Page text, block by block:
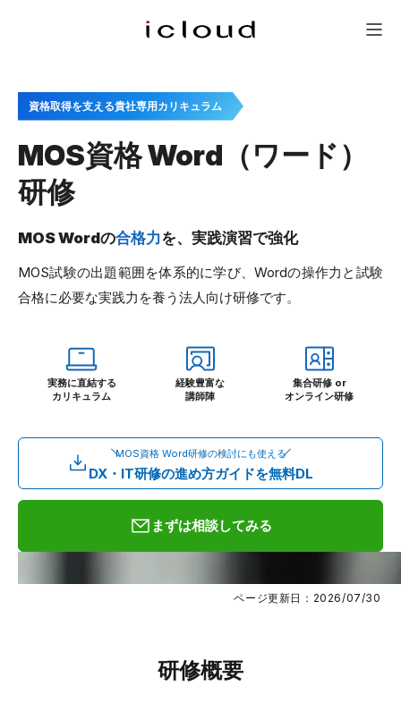
資格取得を支える貴社専用カリキュラム
MOS資格 Word（ワード）
研修
MOS Wordの合格力を、実践演習で強化
MOS試験の出題範囲を体系的に学び、Wordの操作力と試験
合格に必要な実践力を養う法人向け研修です。
実務に直結する
カリキュラム
経験豊富な
講師陣
集合研修 or
オンライン研修
MOS資格 Word研修の検討にも使える
DX・IT研修の進め方ガイドを無料DL
まずは相談してみる
ページ更新日：2026/07/30
研修概要
新人研修 会社概要 問い合わせ メニュー